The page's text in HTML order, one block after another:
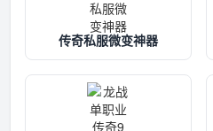
传奇私服微变神器